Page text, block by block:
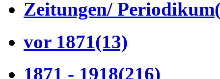
Zeitungen/ Periodikum
vor 1871(13)
1871 - 1918(216)